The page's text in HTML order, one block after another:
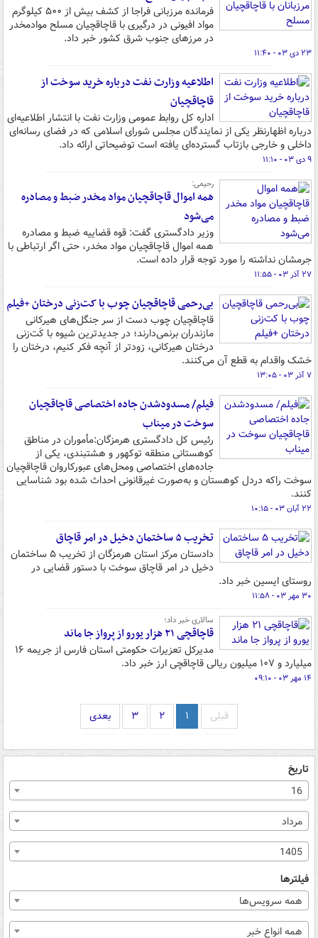
فرمانده مرزبانی فراجا از کشف بیش از ۵۰۰ کیلوگرم
مواد افیونی در درگیری با قاچاقچیان مسلح موادمخدر
در مرزهای جنوب شرق کشور خبر داد.
۲۳ دی ۰۳ - ۱۱:۴۰
اطلاعیه وزارت نفت درباره خرید سوخت از
قاچاقچیان
اداره کل روابط عمومی وزارت نفت با انتشار اطلاعیه‌ای
درباره اظهارنظر یکی از نمایندگان مجلس شورای اسلامی که در فضای رسانه‌ای
داخلی و خارجی بازتاب گسترده‌ای یافته است توضیحاتی ارائه داد.
۹ دی ۰۳ - ۱۱:۱۰
رحیمی:
همه اموال قاچاقچیان مواد مخدر ضبط و مصادره
می‌شود
وزیر دادگستری گفت: قوه قضاییه ضبط و مصادره
همه اموال قاچاقچیان مواد مخدر، حتی اگر ارتباطی با
جرمشان نداشته را مورد توجه قرار داده است.
۲۷ آذر ۰۳ - ۱۱:۵۵
بی‌رحمی قاچاقچیان چوب با کت‌زنی درختان +فیلم
قاچاقچیان چوب ‌دست از سر جنگل‌های هیرکانی
مازندران برنمی‌دارند؛ در جدیدترین شیوه ‌با کَت‌زنی
درختان هیرکانی، زودتر از آنچه فکر کنیم، درختان را
خشک واقدام به قطع آن می‌کنند.
۷ آذر ۰۳ - ۱۳:۰۵
فیلم/ مسدودشدن جاده اختصاصی قاچاقچیان
سوخت در میناب
رئیس کل دادگستری هرمزگان:مأموران در مناطق
کوهستانی منطقه توکهور و هشتبندی، یکی از
جاده‌های اختصاصی ومحل‌های عبورکاروان قاچاقچیان
سوخت راکه دردل کوهستان و به‌‎صورت غیرقانونی احداث شده بود شناسایی
کنند.
۲۲ آبان ۰۳ - ۱۰:۱۵
تخریب ۵ ساختمان دخیل در امر قاچاق
دادستان مرکز استان هرمزگان از تخریب ۵ ساختمان
دخیل در امر قاچاق سوخت با دستور قضایی در
روستای ایسین خبر داد.
۳۰ مهر ۰۳ - ۱۱:۵۸
سالاری خبر داد؛
قاچاقچی ۲۱ هزار یورو از پرواز جا ماند
مدیرکل تعزیرات حکومتی استان فارس از جریمه ۱۶
میلیارد و ۱۰۷ میلیون ریالی قاچاقچی ارز خبر داد.
۱۴ مهر ۰۳ - ۰۹:۱۰
قبلی ۱ ۲ ۳ بعدی
تاریخ
16
مرداد
1405
فیلترها
همه سرویس‌ها
همه انواع خبر